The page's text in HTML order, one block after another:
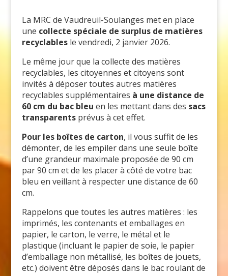
La MRC de Vaudreuil-Soulanges met en place
une collecte spéciale de surplus de matières
recyclablesle vendredi, 2 janvier 2026.
Le même jour que la collecte des matières
recyclables, les citoyennes et citoyens sont
invités à déposer toutes autres matières
recyclables supplémentaires à une distance de
60 cm du bac bleu en les mettant dans des sacs
transparentsprévus à cet effet.
Pour les boîtes de carton, il vous suffit de les
démonter, de les empiler dans une seule boîte
d’une grandeur maximale proposée de 90 cm
par 90 cm et de les placer à côté de votre bac
bleu en veillant à respecter une distance de 60
cm.
Rappelons que toutes les autres matières : les
imprimés, les contenants et emballages en
papier, le carton, le verre, le métal et le
plastique (incluant le papier de soie, le papier
d’emballage non métallisé, les boîtes de jouets,
etc.) doivent être déposés dans le bac roulant de